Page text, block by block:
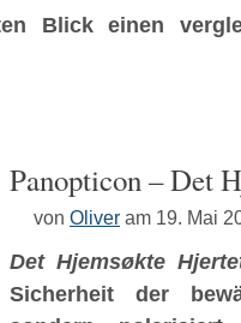
Blick einen
Panopticon – Det
von Oliver am 19. Mai
Det Hjemsøkte
Sicherheit der